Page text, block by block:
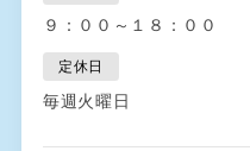
９：００～１８：００
定休日
毎週火曜日